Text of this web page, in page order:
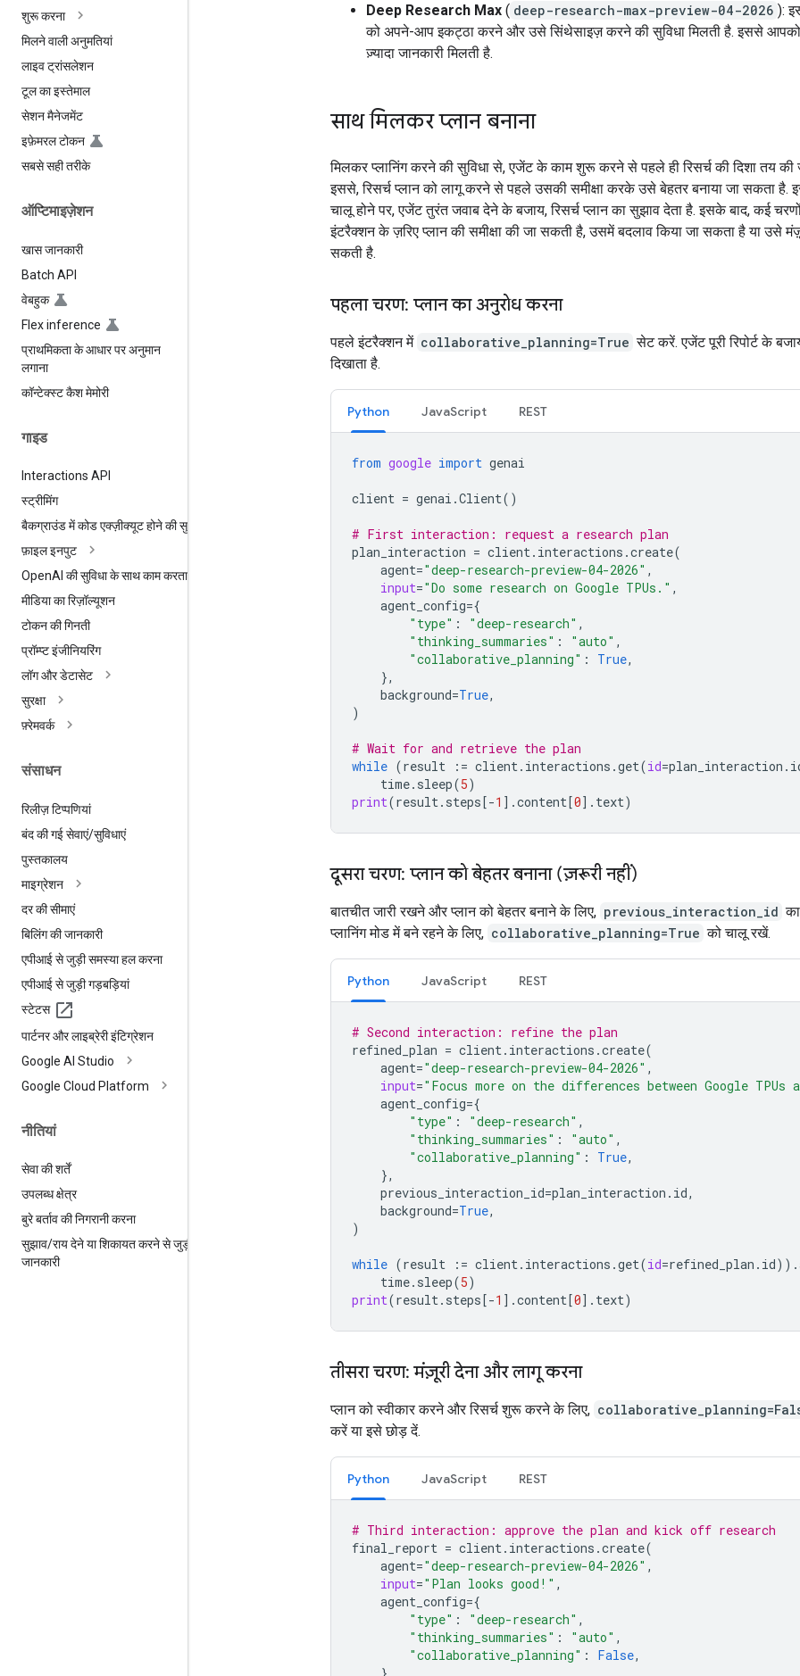
शुरू करना
मिलने वाली अनुमतियां
लाइव ट्रांसलेशन
टूल का इस्तेमाल
सेशन मैनेजमेंट
इफ़ेमरल टोकन
सबसे सही तरीके
ऑप्टिमाइज़ेशन
खास जानकारी
Batch API
वेबहुक
Flex inference
प्राथमिकता के आधार पर अनुमान
लगाना
कॉन्टेक्स्ट कैश मेमोरी
गाइड
Interactions API
स्ट्रीमिंग
बैकग्राउंड में कोड एक्ज़ीक्यूट होने की सुविधा
फ़ाइल इनपुट
OpenAI की सुविधा के साथ काम करता है
मीडिया का रिज़ॉल्यूशन
टोकन की गिनती
प्रॉम्प्ट इंजीनियरिंग
लॉग और डेटासेट
सुरक्षा
फ़्रेमवर्क
संसाधन
रिलीज़ टिप्पणियां
बंद की गई सेवाएं/सुविधाएं
पुस्तकालय
माइग्रेशन
दर की सीमाएं
बिलिंग की जानकारी
एपीआई से जुड़ी समस्या हल करना
एपीआई से जुड़ी गड़बड़ियां
स्टेटस
पार्टनर और लाइब्रेरी इंटिग्रेशन
Google AI Studio
Google Cloud Platform
नीतियां
सेवा की शर्तें
उपलब्ध क्षेत्र
बुरे बर्ताव की निगरानी करना
सुझाव/राय देने या शिकायत करने से जुड़ी
जानकारी
Deep Research Max ( deep-research-max-preview-04-2026 ):
को अपने-आप इकट्ठा करने और उसे सिंथेसाइज़ करने की सुविधा मिलती है. इससे आपको
ज़्यादा जानकारी मिलती है.
साथ मिलकर प्लान बनाना
मिलकर प्लानिंग करने की सुविधा से, एजेंट के काम शुरू करने से पहले ही रिसर्च की दिशा तय की
इससे, रिसर्च प्लान को लागू करने से पहले उसकी समीक्षा करके उसे बेहतर बनाया जा सकता है.
चालू होने पर, एजेंट तुरंत जवाब देने के बजाय, रिसर्च प्लान का सुझाव देता है. इसके बाद, कई
इंटरैक्शन के ज़रिए प्लान की समीक्षा की जा सकती है, उसमें बदलाव किया जा सकता है या उसे
सकती है.
पहला चरण: प्लान का अनुरोध करना
पहले इंटरैक्शन में collaborative_planning=True सेट करें. एजेंट पूरी रिपोर्ट के
दिखाता है.
Python JavaScript REST
from google import genai
client = genai .Client()
# First interaction: request a research plan
plan_interaction = client. interactions .create(
agent="deep-research-preview-04-2026" ,
input="Do some research on Google TPUs." ,
agent_config={
"type" : "deep-research" ,
"thinking_summaries" : "auto" ,
"collaborative_planning" : True,
},
background=True,
)
# Wait for and retrieve the plan
while (result := client. interactions .get(id=plan_interaction .
time. sleep(5)
print(result. steps[-1 ] .content[0] . text)
दूसरा चरण: प्लान को बेहतर बनाना (ज़रूरी नहीं)
बातचीत जारी रखने और प्लान को बेहतर बनाने के लिए, previous_interaction_id
प्लानिंग मोड में बने रहने के लिए, collaborative_planning=True को चालू रखें.
Python JavaScript REST
# Second interaction: refine the plan
refined_plan = client. interactions .create(
agent="deep-research-preview-04-2026" ,
input="Focus more on the differences between Google
agent_config={
"type" : "deep-research" ,
"thinking_summaries" : "auto" ,
"collaborative_planning" : True,
},
previous_interaction_id=plan_interaction . id,
background=True,
)
while (result := client. interactions .get(id=refined_plan . id)) .
time. sleep(5)
print(result. steps[-1 ] .content[0] . text)
तीसरा चरण: मंज़ूरी देना और लागू करना
प्लान को स्वीकार करने और रिसर्च शुरू करने के लिए,
करें या इसे छोड़ दें.
Python JavaScript REST
# Third interaction: approve the plan and kick off research
final_report = client. interactions .create(
agent="deep-research-preview-04-2026" ,
input="Plan looks good!" ,
agent_config={
"type" : "deep-research" ,
"thinking_summaries" : "auto" ,
"collaborative_planning" : False,